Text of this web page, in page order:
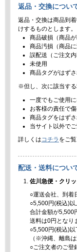
返品・交換につい
返品・交換は商品到
けするものとします。
商品破損（商品が
商品汚損（商品
誤配送（ご注文
未使用
商品タグがはず
※但し、次に該当する
一度でもご使用
お客様の責任で
商品タグをはず
当サイト以外で
詳しくはコチラ をご覧
配送・送料につい
佐川急便・クリ
○運送会社、到着
○5,500円(税込)
合計金額が5,500
送料は0円となり
○5,500円(税込)
（※沖縄、離島
○ご注文者のご登